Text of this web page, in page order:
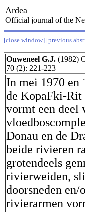
Ardea
Official journal of the
[close window] [previous
Ouweneel G.J. (1982)
70 (2): 221-223
In mei 1970 en
de KopaFki-Rit
vormt een deel
Donau en de
beide rivieren
grotendeels
rivierweiden,
doorsneden
rivierarmen